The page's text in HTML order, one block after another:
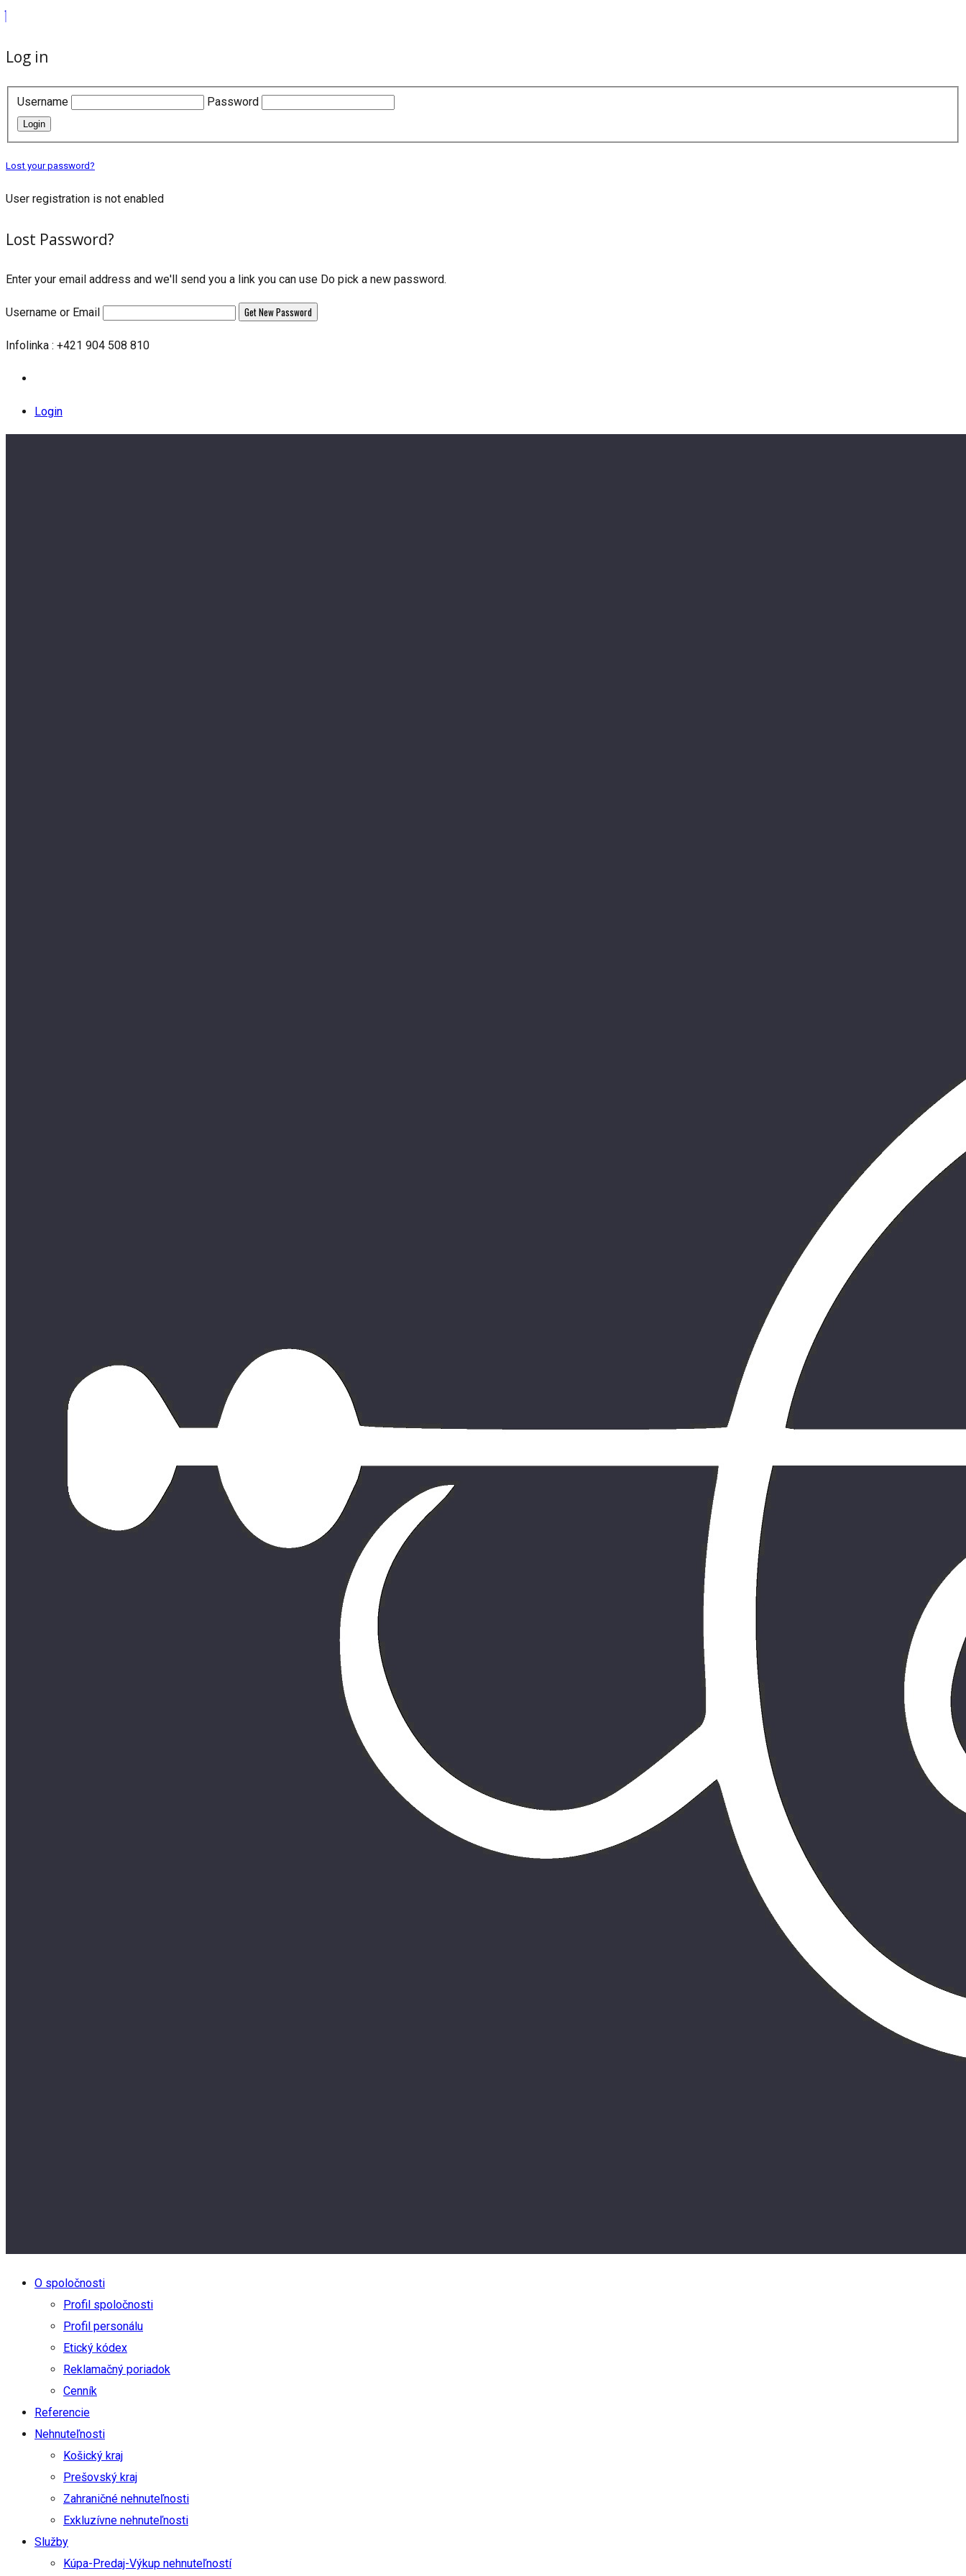
Log in
Username Password
Login
Lost your password?
User registration is not enabled
Lost Password?
Enter your email address and we'll send you a link you can use Do pick a new password.
Username or Email
Infolinka : +421 904 508 810
Login
O spoločnosti
Profil spoločnosti
Profil personálu
Etický kódex
Reklamačný poriadok
Cenník
Referencie
Nehnuteľnosti
Košický kraj
Prešovský kraj
Zahraničné nehnuteľnosti
Exkluzívne nehnuteľnosti
Služby
Kúpa-Predaj-Výkup nehnuteľností